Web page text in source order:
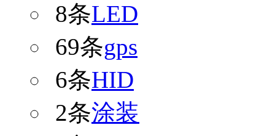
8条LED
69条gps
6条HID
2条涂装